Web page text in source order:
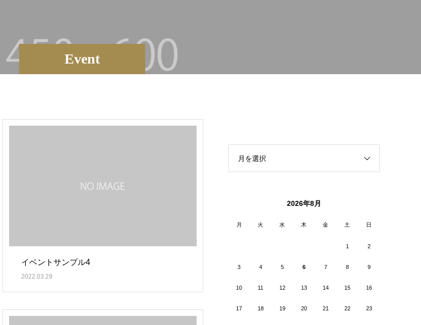
Event
イベントサンプル4
2022.03.29
月を選択
2026年8月
月 火 水 木 金 土 日
1 2
3 4 5 6 7 8 9
10 11 12 13 14 15 16
17 18 19 20 21 22 23